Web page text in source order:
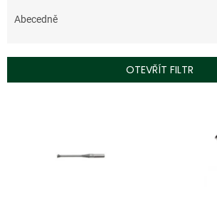
e
í
r
Abecedně
OTEVŘÍT FILTR